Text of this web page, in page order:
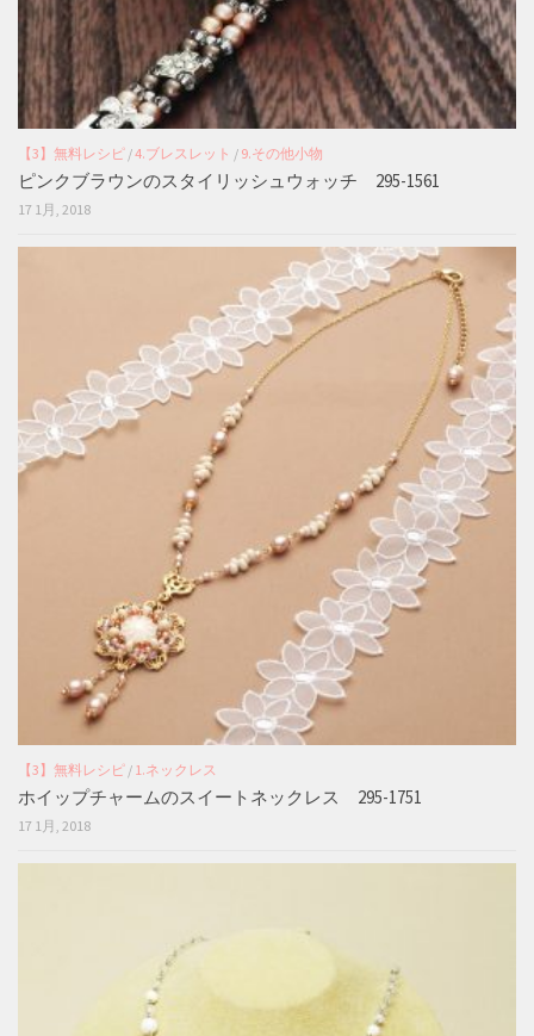
【3】無料レシピ /4.ブレスレット / 9.その他小物
ピンクブラウンのスタイリッシュウォッチ 295-1561
17 1月, 2018
【3】無料レシピ / 1.ネックレス
ホイップチャームのスイートネックレス 295-1751
17 1月, 2018